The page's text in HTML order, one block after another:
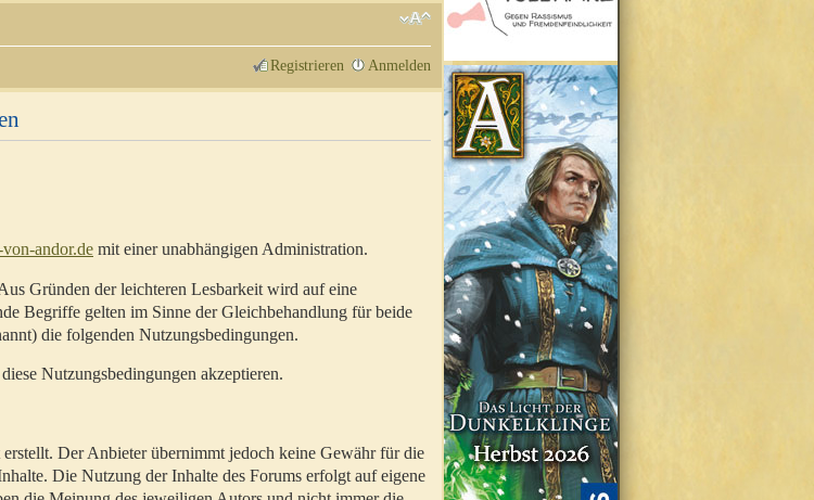
Registrieren Anmelden
andor.de mit einer unabhängigen Administration.
Gründen der leichteren Lesbarkeit wird auf eine
Begriffe gelten im Sinne der Gleichbehandlung für beide
die folgenden Nutzungsbedingungen.
Nutzungsbedingungen akzeptieren.
Der Anbieter übernimmt jedoch keine Gewähr für die
Die Nutzung der Inhalte des Forums erfolgt auf eigene